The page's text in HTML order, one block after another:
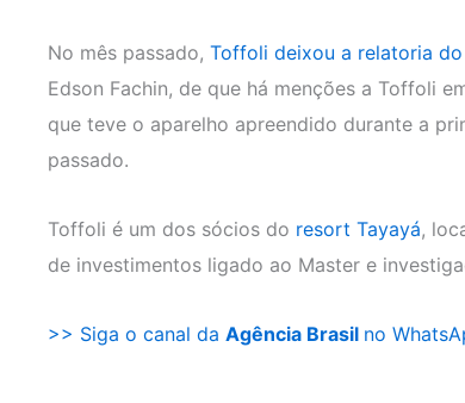
No mês passado, Toffoli deixou a relatoria
Edson Fachin, de que há menções a Toffoli
que teve o aparelho apreendido durante a
passado.
Toffoli é um dos sócios do resort Tayayá,
de investimentos ligado ao Master e
>> Siga o canal da Agência Brasil no